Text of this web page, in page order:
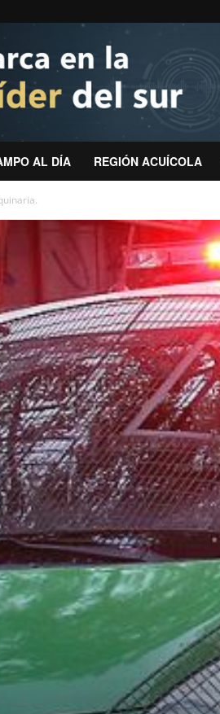
AL DÍA REGIÓN ACUÍCOLA